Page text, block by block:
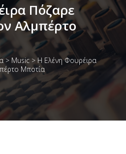
Πόζαρε
Αλμπέρτο
> Music > Η Ελένη Φουρέιρα
Μποτία